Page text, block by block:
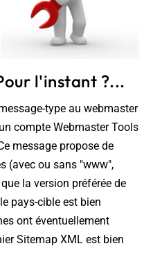
l'instant ?...
type au webmaster
compte Webmaster Tools
message propose de
(avec ou sans "www",
la version préférée de
pays-cible est bien
ont éventuellement
Sitemap XML est bien